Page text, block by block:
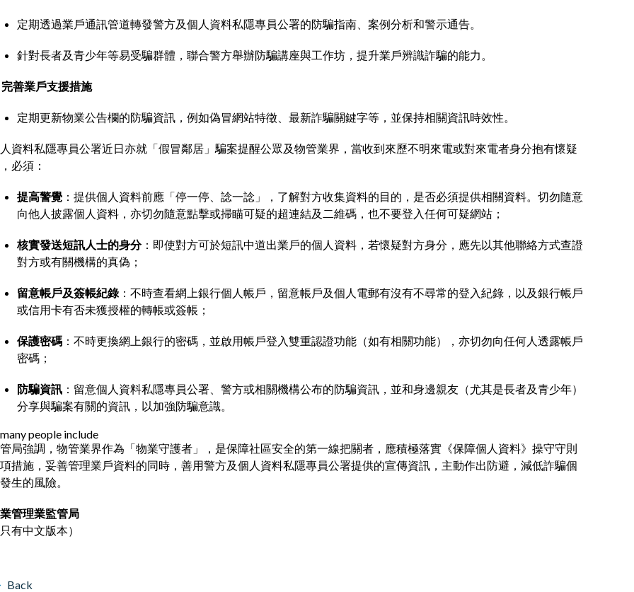
定期透過業戶通訊管道轉發警方及個人資料私隱專員公署的防騙指南、案例分析和警示通告。​​​​​​​
針對長者及青少年等易受騙群體，聯合警方舉辦防騙講座與工作坊，提升業戶辨識詐騙的能力。
善業戶支援措施
定期更新物業公告欄的防騙資訊，例如偽冒網站特徵、最新詐騙關鍵字等，並保持相關資訊時效性。
資料私隱專員公署近日亦就「假冒鄰居」騙案提醒公眾及物管業界，當收到來歷不明來電或對來電者身分抱有懷疑
必須：
提高警覺 ：提供個人資料前應「停一停、諗一諗」，了解對方收集資料的目的，是否必須提供相關資料。切勿隨意
向他人披露個人資料，亦切勿隨意點擊或掃瞄可疑的超連結及二維碼，也不要登入任何可疑網站；
核實發送短訊人士的身分：即使對方可於短訊中道出業戶的個人資料，若懷疑對方身分，應先以其他聯絡方式查證
對方或有關機構的真偽；
留意帳戶及簽帳紀錄：不時查看網上銀行個人帳戶，留意帳戶及個人電郵有沒有不尋常的登入紀錄，以及銀行帳戶
或信用卡有否未獲授權的轉帳或簽帳；
保護密碼 ：不時更換網上銀行的密碼，並啟用帳戶登入雙重認證功能（如有相關功能），亦切勿向任何人透露帳戶
密碼；
防騙資訊 ：留意個人資料私隱專員公署、警方或相關機構公布的防騙資訊，並和身邊親友（尤其是長者及青少年）
分享與騙案有關的資訊，以加強防騙意識。
局強調，物管業界作為「物業守護者」，是保障社區安全的第一線把關者，應積極落實《保障個人資料》操守守則
措施，妥善管理業戶資料的同時，善用警方及個人資料私隱專員公署提供的宣傳資訊，主動作出防避，減低詐騙個
生的風險。
管理業監管局
有中文版本）
Back